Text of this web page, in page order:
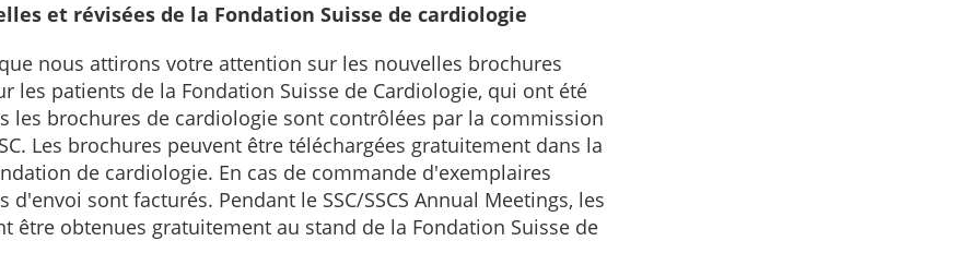
et révisées de la Fondation Suisse de cardiologie
nous attirons votre attention sur les nouvelles brochures
les patients de la Fondation Suisse de Cardiologie, qui ont été
les brochures de cardiologie sont contrôlées par la commission
Les brochures peuvent être téléchargées gratuitement dans la
de cardiologie. En cas de commande d'exemplaires
d'envoi sont facturés. Pendant le SSC/SSCS Annual Meetings, les
être obtenues gratuitement au stand de la Fondation Suisse de